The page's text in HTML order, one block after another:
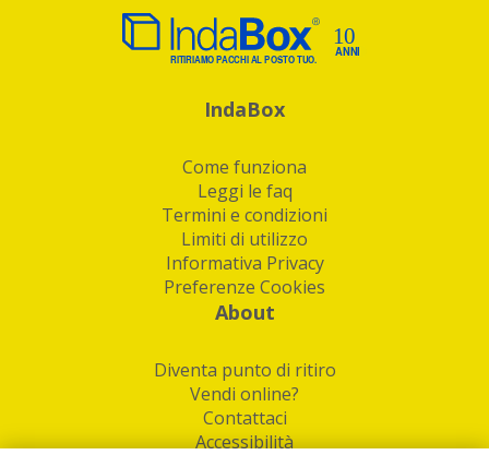
IndaBox
Come funziona
Leggi le faq
Termini e condizioni
Limiti di utilizzo
Informativa Privacy
Preferenze Cookies
About
Diventa punto di ritiro
Vendi online?
Contattaci
Accessibilità